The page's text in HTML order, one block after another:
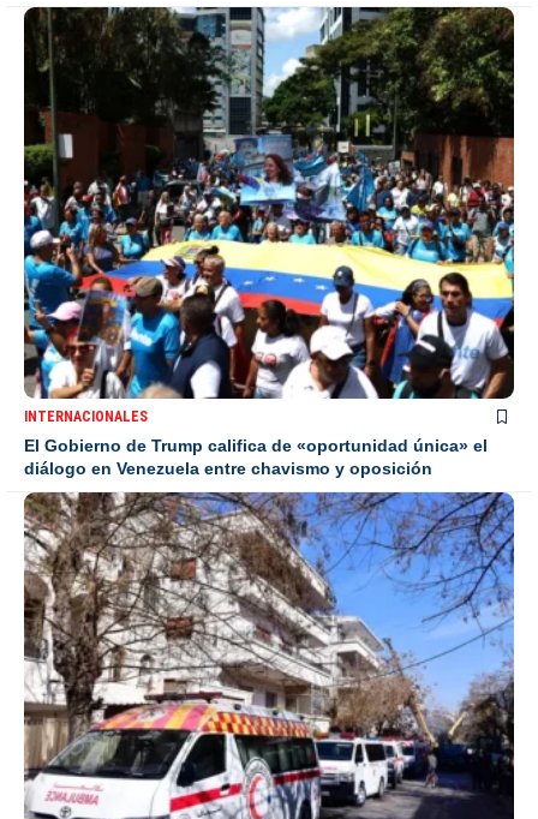
INTERNACIONALES
El Gobierno de Trump califica de «oportunidad única» el
diálogo en Venezuela entre chavismo y oposición